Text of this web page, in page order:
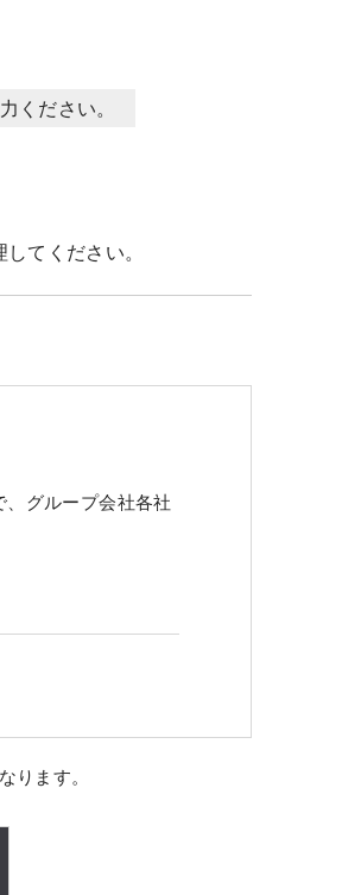
ください。
てください。
グループ会社各社
ます。